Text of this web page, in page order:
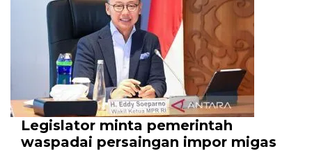
Legislator minta pemerintah
waspadai persaingan impor migas